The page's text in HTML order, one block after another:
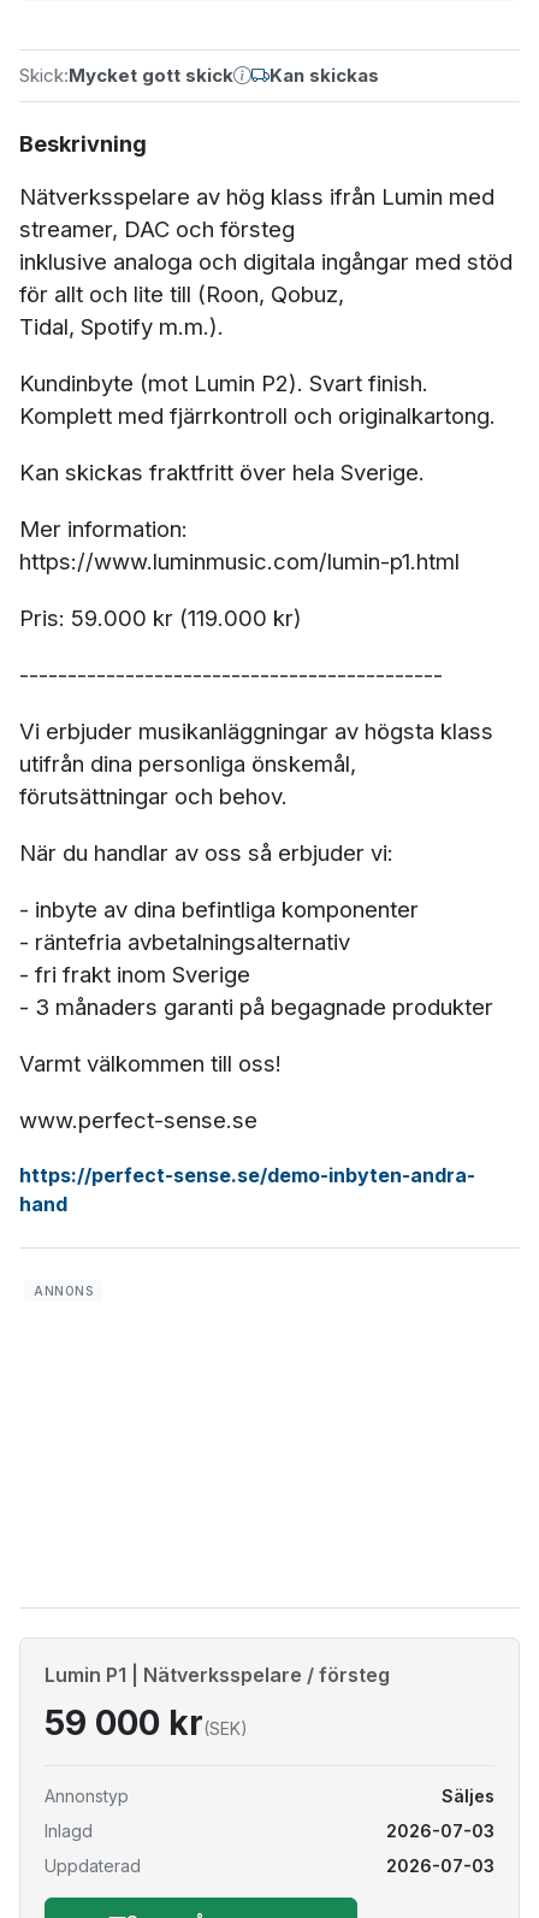
Skick:Mycket gott skick Kan skickas
Beskrivning
Nätverksspelare av hög klass ifrån Lumin med
streamer, DAC och försteg
inklusive analoga och digitala ingångar med stöd
för allt och lite till (Roon, Qobuz,
Tidal, Spotify m.m.).
Kundinbyte (mot Lumin P2). Svart finish.
Komplett med fjärrkontroll och originalkartong.
Kan skickas fraktfritt över hela Sverige.
Mer information:
https://www.luminmusic.com/lumin-p1.html
Pris: 59.000 kr (119.000 kr)
--------------------------------------------
Vi erbjuder musikanläggningar av högsta klass
utifrån dina personliga önskemål,
förutsättningar och behov.
När du handlar av oss så erbjuder vi:
- inbyte av dina befintliga komponenter
- räntefria avbetalningsalternativ
- fri frakt inom Sverige
- 3 månaders garanti på begagnade produkter
Varmt välkommen till oss!
www.perfect-sense.se
https://perfect-sense.se/demo-inbyten-andra-
hand
Lumin P1 | Nätverksspelare / försteg
59 000 kr(SEK)
Annonstyp
Säljes
Inlagd
2026-07-03
Uppdaterad
2026-07-03